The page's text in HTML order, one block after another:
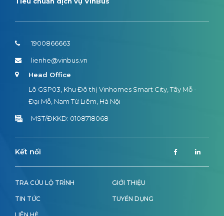
TRA CỨU LỘ TRÌNH GIỚI THIỆU
TIN TỨC TUYỂN DỤNG
1900866663
lienhe@vinbus.vn
Head Office
Lô GSP03, Khu Đô thị Vinhomes Smart City, Tây Mỗ -
Đại Mỗ, Nam Từ Liêm, Hà Nội
MST/ĐKKD: 0108718068
Kết nối